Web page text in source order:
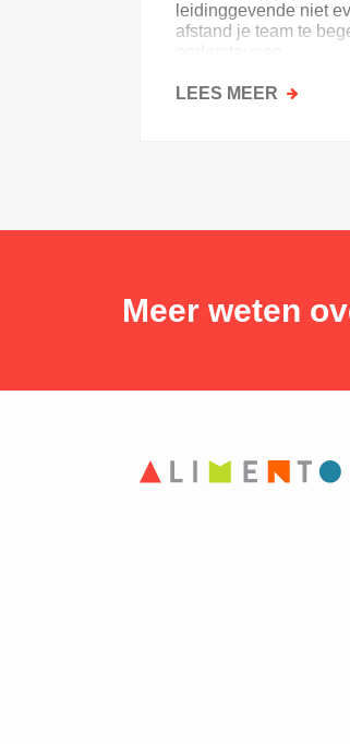
leidinggevende niet
afstand je team te
LEES MEER OVER
Meer weten